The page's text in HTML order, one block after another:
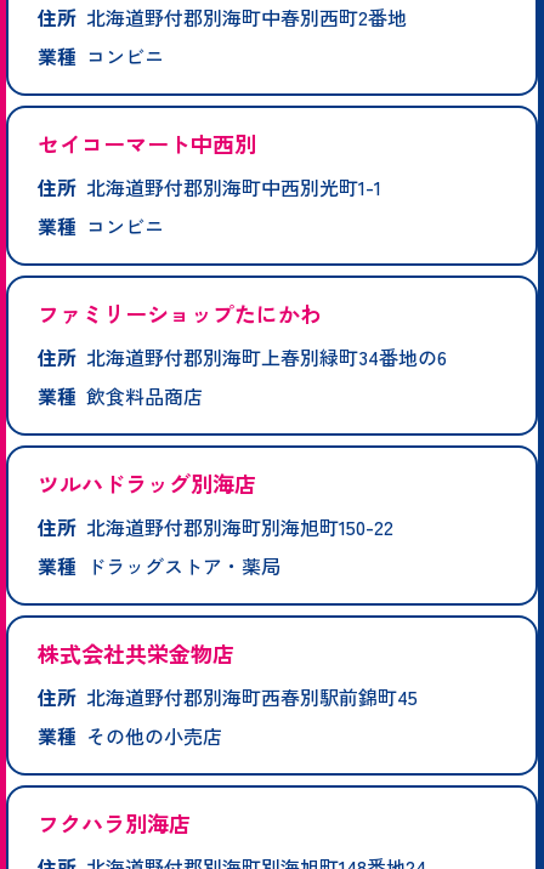
住所 北海道野付郡別海町中春別西町2番地
業種 コンビニ
セイコーマート中西別
住所 北海道野付郡別海町中西別光町1-1
業種 コンビニ
ファミリーショップたにかわ
住所 北海道野付郡別海町上春別緑町34番地の6
業種 飲食料品商店
ツルハドラッグ別海店
住所 北海道野付郡別海町別海旭町150-22
業種
ドラッグストア・薬局
株式会社共栄金物店
住所 北海道野付郡別海町西春別駅前錦町45
業種 その他の小売店
フクハラ別海店